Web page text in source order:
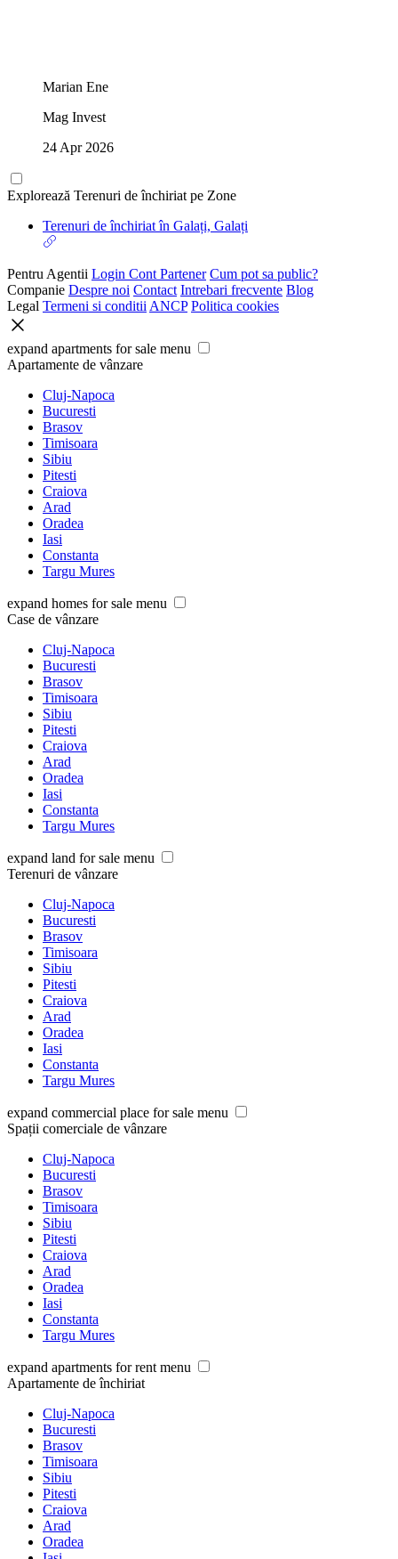
Marian Ene
Mag Invest
24 Apr 2026
Explorează Terenuri de închiriat pe Zone
Terenuri de închiriat în Galați, Galați
Pentru Agentii Login Cont Partener Cum pot sa public?
Companie Despre noi Contact Intrebari frecvente Blog
Legal Termeni si conditii ANCP Politica cookies
expand apartments for sale menu
Apartamente de vânzare
Cluj-Napoca
Bucuresti
Brasov
Timisoara
Sibiu
Pitesti
Craiova
Arad
Oradea
Iasi
Constanta
Targu Mures
expand homes for sale menu
Case de vânzare
Cluj-Napoca
Bucuresti
Brasov
Timisoara
Sibiu
Pitesti
Craiova
Arad
Oradea
Iasi
Constanta
Targu Mures
expand land for sale menu
Terenuri de vânzare
Cluj-Napoca
Bucuresti
Brasov
Timisoara
Sibiu
Pitesti
Craiova
Arad
Oradea
Iasi
Constanta
Targu Mures
expand commercial place for sale menu
Spații comerciale de vânzare
Cluj-Napoca
Bucuresti
Brasov
Timisoara
Sibiu
Pitesti
Craiova
Arad
Oradea
Iasi
Constanta
Targu Mures
expand apartments for rent menu
Apartamente de închiriat
Cluj-Napoca
Bucuresti
Brasov
Timisoara
Sibiu
Pitesti
Craiova
Arad
Oradea